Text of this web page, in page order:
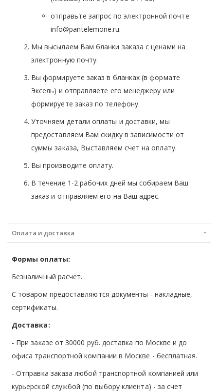
отправьте запрос по электронной почте
info@pantelemone.ru.
Мы высылаем Вам бланки заказа с ценами на
электронную почту.
Вы формируете заказ в бланках (в формате
Эксель) и отправляете его менеджеру или
формируете заказ по телефону.
Уточняем детали оплаты и доставки, мы
предоставляем Вам скидку в зависимости от
суммы заказа, Выставляем счет на оплату.
Вы производите оплату.
В течение 1-2 рабочих дней мы собираем Ваш
заказ и отправляем его на Ваш адрес.
Оплата и доставка
Формы оплаты:
Безналичный расчет.
С товаром предоставляются документы - накладные,
сертификаты.
Доставка:
- При заказе от 30000 руб. доставка по Москве и до
офиса транспортной компании в Москве - бесплатная.
- Отправка заказа любой транспортной компанией или
курьерской службой (по выбору клиента) - за счет